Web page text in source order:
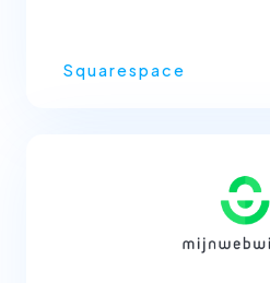
Squarespace